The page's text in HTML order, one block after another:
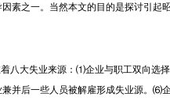
素之一。当然本文的目的是探讨引起
八大失业来源：⑴企业与职工双向
并后一些人员被解雇形成失业源。